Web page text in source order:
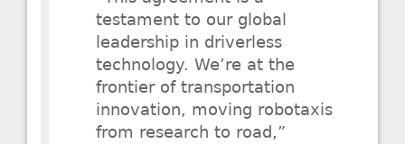
testament to our global
leadership in driverless
technology. We’re at the
frontier of transportation
innovation, moving robotaxis
from research to road,”